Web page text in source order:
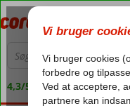
4,3/5 på Trustpilot